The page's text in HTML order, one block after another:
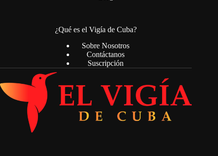
¿Qué es el Vigía de Cuba?
Sobre Nosotros
Contáctanos
Suscripción